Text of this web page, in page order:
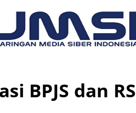
BPJS dan RS